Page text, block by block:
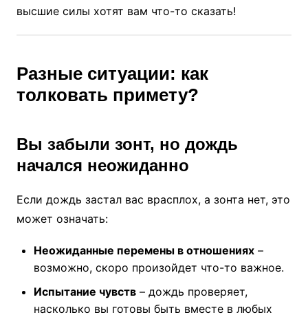
высшие силы хотят вам что-то сказать!
Разные ситуации: как
толковать примету?
Вы забыли зонт, но дождь
начался неожиданно
Если дождь застал вас врасплох, а зонта нет, это
может означать:
Неожиданные перемены в отношениях–
возможно, скоро произойдет что-то важное.
Испытание чувств– дождь проверяет,
насколько вы готовы быть вместе в любых